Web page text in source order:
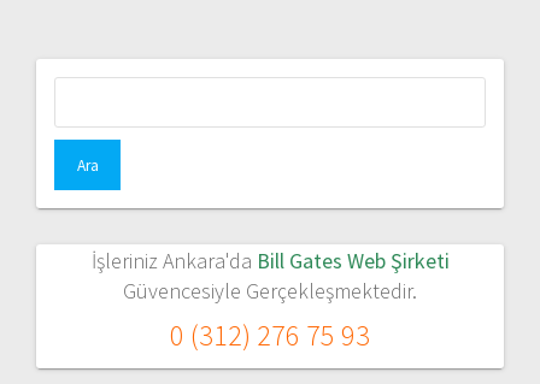
İşleriniz Ankara'da Bill Gates Web Şirketi
Güvencesiyle Gerçekleşmektedir.
0 (312) 276 75 93